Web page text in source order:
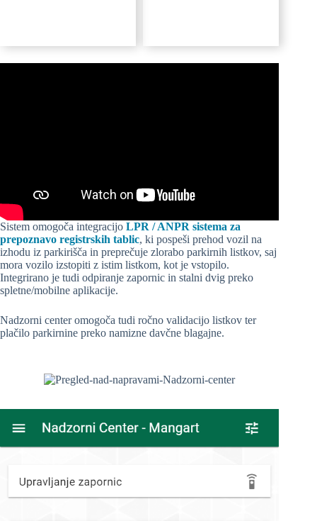
Sistem omogoča integracijo LPR / ANPR sistema za
prepoznavo registrskih tablic, ki pospeši prehod vozil na
izhodu iz parkirišča in preprečuje zlorabo parkirnih listkov, saj
mora vozilo izstopiti z istim listkom, kot je vstopilo.
Integrirano je tudi odpiranje zapornic in stalni dvig preko
spletne/mobilne aplikacije.
Nadzorni center omogoča tudi ročno validacijo listkov ter
plačilo parkirnine preko namizne davčne blagajne.